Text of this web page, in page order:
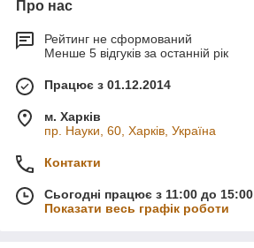
Про нас
Рейтинг не сформований
Менше 5 відгуків за останній рік
Працює з 01.12.2014
м. Харків
пр. Науки, 60, Харків, Україна
Контакти
Сьогодні працює з 11:00 до 15:00
Показати весь графік роботи